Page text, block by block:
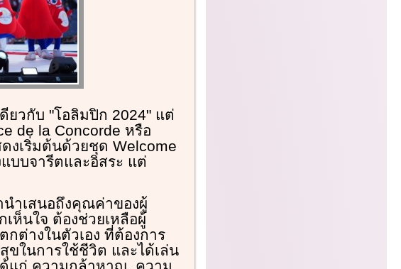
ยวกับ "โอลิมปิก 2024" แต่
de la Concorde หรือ
งเริ่มต้นด้วยชุด Welcome
บบจารีตและอิสระ แต่
นำเสนอถึงคุณค่าของผู้
ห็นใจ ต้องช่วยเหลือผู้
ต่างในตัวเอง ที่ต้องการ
ในการใช้ชีวิต และได้เล่น